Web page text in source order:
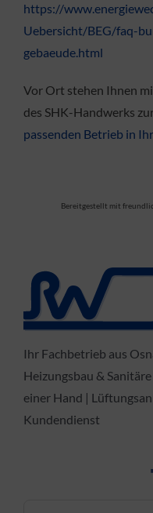
https://
Uebersicht/BEG/faq-
gebaeude.html
Vor Ort stehen Ihnen
des SHK-Handwerks
passenden Betrieb in
Bereitgestellt mit
Ihr Fachbetrieb aus
Heizungsbau &
einer Hand |
Kundendienst